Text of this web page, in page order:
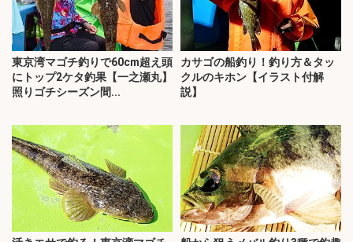
東京湾マゴチ釣りで60cm超え頭
にトップ2ケタ釣果【一之瀬丸】
照りゴチシーズン間...
カサゴの船釣り！釣り方＆タッ
クルのキホン【イラスト付解
説】